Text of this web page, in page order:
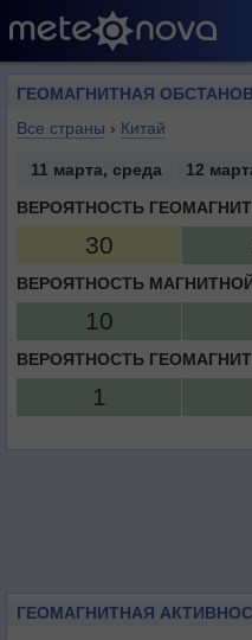
ГЕОМАГНИТНАЯ
Все страны › Китай
11 марта, среда 12
ВЕРОЯТНОСТЬ
30
ВЕРОЯТНОСТЬ
10
ВЕРОЯТНОСТЬ
1
ГЕОМАГНИТНАЯ